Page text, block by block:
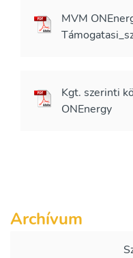
MVM
Kgt. szerinti
ONEnergy
Archívum